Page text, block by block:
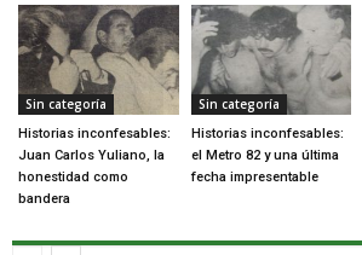
Sin categoría
Historias inconfesables:
Juan Carlos Yuliano, la
honestidad como
bandera
Sin categoría
Historias inconfesables:
el Metro 82 y una última
fecha impresentable